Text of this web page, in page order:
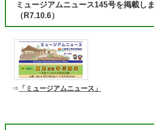
ミュージアムニュース145号を掲載し
（R7.10.6）
⇒ 「ミュージアムニュース」